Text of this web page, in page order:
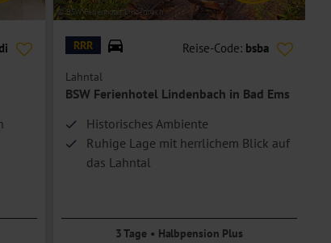
© BSW Ferienhotel Lindenbach
RRR Reise-Code: bsba
Lahntal
BSW Ferienhotel Lindenbach in Bad Ems
Historisches Ambiente
Ruhige Lage mit herrlichem Blick auf
das Lahntal
3 Tage • Halbpension Plus